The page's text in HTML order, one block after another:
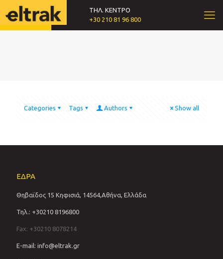
ΤΗΛ. ΚΕΝΤΡΟ
+30 210 81 96 800
Categories Tags Authors Show all
ΕΔΡΑ
Θηβαϊδος 15 Κηφισιά, 14564,Αθήνα, Ελλάδα
Τηλ.: +30210 8196800
Fax: +30210 8078214
E-mail: info@eltrak.gr